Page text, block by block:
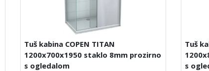
Tuš kabina COPEN TITAN
1200x700x1950 staklo 8mm prozirno
s ogledalom
Tuš
s